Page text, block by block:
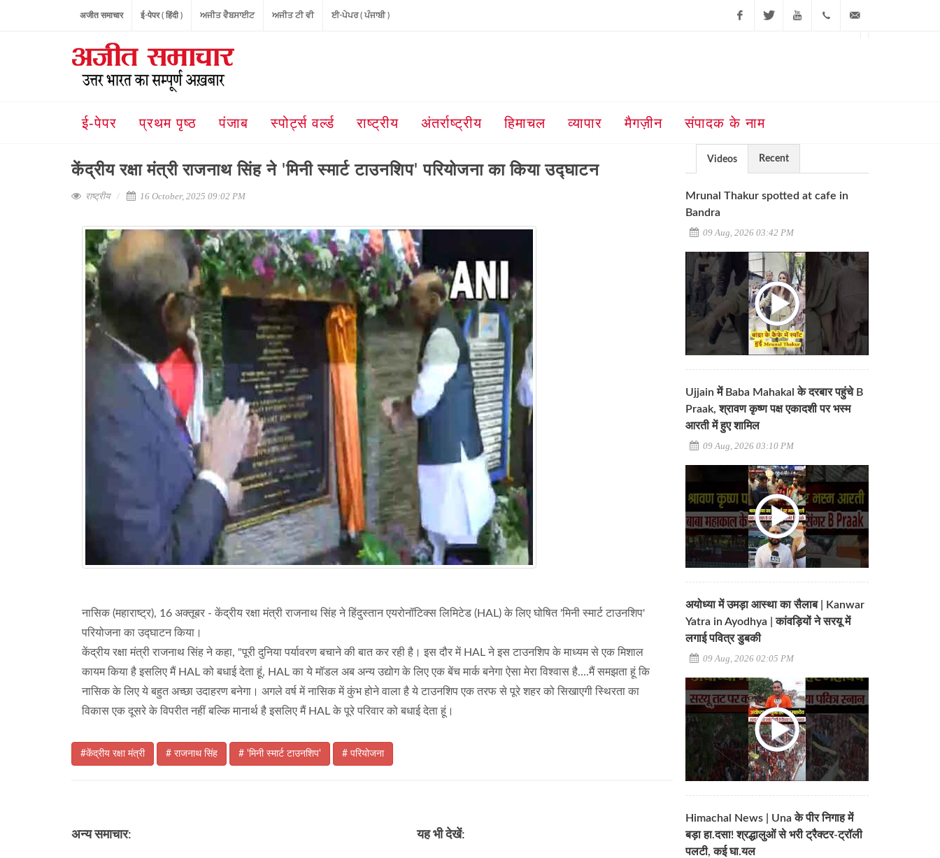
अजीत समाचार ई-पेपर ( हिंदी ) ਅਜੀਤ ਵੈਬਸਾਈਟ ਅਜੀਤ ਟੀ ਵੀ ਈ-ਪੇਪਰ ( ਪੰਜਾਬੀ )
ई-पेपर प्रथम पृष्ठ पंजाब स्पोर्ट्स वर्ल्ड राष्ट्रीय अंतर्राष्ट्रीय हिमाचल व्यापार मैगज़ीन संपादक के नाम
केंद्रीय रक्षा मंत्री राजनाथ सिंह ने 'मिनी स्मार्ट टाउनशिप' परियोजना का किया उद्घाटन
राष्ट्रीय 16 October, 2025 09:02 PM
नासिक (महाराष्ट्र), 16 अक्तूबर - केंद्रीय रक्षा मंत्री राजनाथ सिंह ने हिंदुस्तान एयरोनॉटिक्स लिमिटेड (HAL) के लिए घोषित 'मिनी स्मार्ट टाउनशिप'
परियोजना का उद्घाटन किया।
केंद्रीय रक्षा मंत्री राजनाथ सिंह ने कहा, "पूरी दुनिया पर्यावरण बचाने की बात कर रही है। इस दौर में HAL ने इस टाउनशिप के माध्यम से एक मिशाल
कायम किया है इसलिए मैं HAL को बधाई देता हूं, HAL का ये मॉडल अब अन्य उद्योग के लिए एक बेंच मार्क बनेगा ऐसा मेरा विश्वास है....मैं समझता हूं कि
नासिक के लिए ये बहुत अच्छा उदाहरण बनेगा। अगले वर्ष में नासिक में कुंभ होने वाला है ये टाउनशिप एक तरफ से पूरे शहर को सिखाएगी स्थिरता का
विकास एक दूसरे के विपरीत नहीं बल्कि मानार्थ है इसलिए मैं HAL के पूरे परिवार को बधाई देता हूं।
#केंद्रीय रक्षा मंत्री # राजनाथ सिंह # 'मिनी स्मार्ट टाउनशिप' # परियोजना
अन्य समाचार: यह भी देखें:
Videos Recent
Mrunal Thakur spotted at cafe in
Bandra
09 Aug, 2026 03:42 PM
Ujjain में Baba Mahakal के दरबार पहुंचे B
Praak, श्रावण कृष्ण पक्ष एकादशी पर भस्म
आरती में हुए शामिल
09 Aug, 2026 03:10 PM
अयोध्या में उमड़ा आस्था का सैलाब | Kanwar
Yatra in Ayodhya | कांवड़ियों ने सरयू में
लगाई पवित्र डुबकी
09 Aug, 2026 02:05 PM
Himachal News | Una के पीर निगाह में
बड़ा हा.दसा! श्रद्धालुओं से भरी ट्रैक्टर-ट्रॉली
पलटी, कई घा.यल